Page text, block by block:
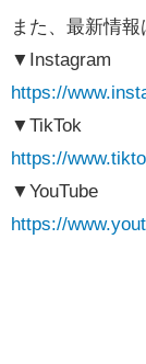
また、最新情報
▼Instagram
https://
▼TikTok
https://
▼YouTube
https://